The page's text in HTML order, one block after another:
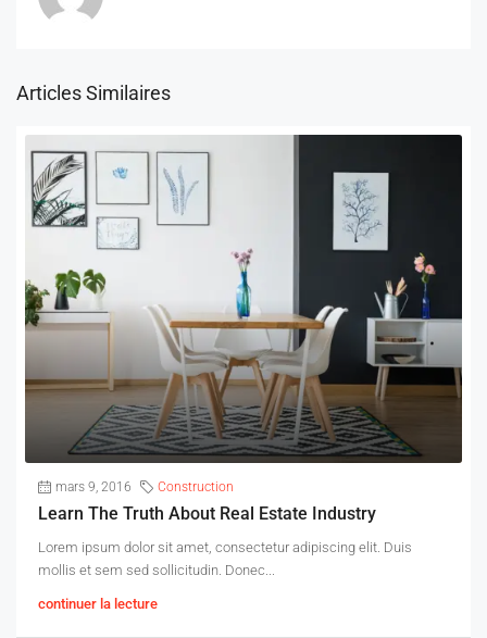
Articles Similaires
mars 9, 2016 Construction
Learn The Truth About Real Estate Industry
Lorem ipsum dolor sit amet, consectetur adipiscing elit. Duis
mollis et sem sed sollicitudin. Donec...
continuer la lecture